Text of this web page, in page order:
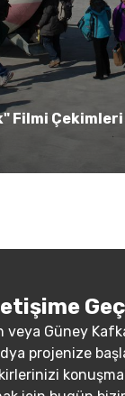
Filmi
veya Güney
projenize